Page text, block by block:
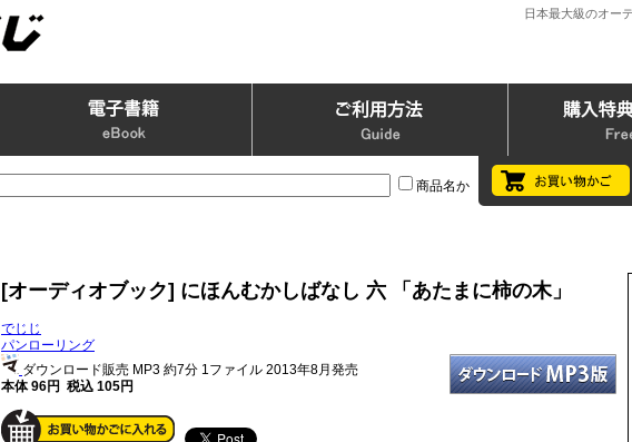
日本最大級のオー
商品名か
[オーディオブック] にほんむかしばなし 六 「あたまに柿の木」
でじじ
パンローリング
ダウンロード販売 MP3 約7分 1ファイル 2013年8月発売
本体 96円 税込 105円